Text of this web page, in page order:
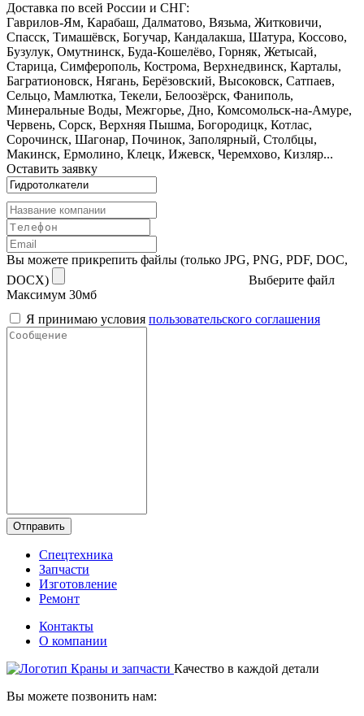
Доставка по всей России и СНГ:
Гаврилов-Ям, Карабаш, Далматово, Вязьма, Житковичи,
Спасск, Тимашёвск, Богучар, Кандалакша, Шатура, Коссово,
Бузулук, Омутнинск, Буда-Кошелёво, Горняк, Жетысай,
Старица, Симферополь, Кострома, Верхнедвинск, Карталы,
Багратионовск, Нягань, Берёзовский, Высоковск, Сатпаев,
Сельцо, Мамлютка, Текели, Белоозёрск, Фаниполь,
Минеральные Воды, Межгорье, Дно, Комсомольск-на-Амуре,
Червень, Сорск, Верхняя Пышма, Богородицк, Котлас,
Сорочинск, Шагонар, Починок, Заполярный, Столбцы,
Макинск, Ермолино, Клецк, Ижевск, Черемхово, Кизляр...
Оставить заявку
Вы можете прикрепить файлы (только JPG, PNG, PDF, DOC,
DOCX)
Выберите файл
Максимум 30мб
Я принимаю условия пользовательского соглашения
Отправить
Спецтехника
Запчасти
Изготовление
Ремонт
Контакты
О компании
Качество в каждой детали
Вы можете позвонить нам: